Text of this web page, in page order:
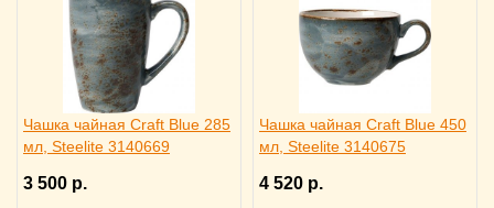
Чашка чайная Craft Blue 285
мл, Steelite 3140669
3 500 р.
Чашка чайная Craft Blue 450
мл, Steelite 3140675
4 520 р.